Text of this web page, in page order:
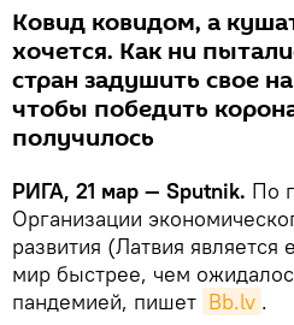
Ковид ковидом, а
хочется. Как ни
стран задушить свое
чтобы победить
получилось
РИГА, 21 мар — Sputnik. По
Организации
развития (Латвия является
мир быстрее, чем
пандемией, пишет Bb.lv .